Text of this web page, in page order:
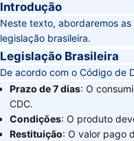
Introdução
Neste texto, abordaremos
legislação brasileira.
Legislação Brasileira
De acordo com o Código de
Prazo de 7 dias: O
CDC.
Condições: O produto
Restituição: O valor pago